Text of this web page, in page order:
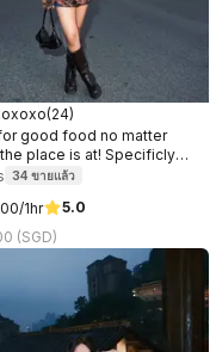
(24)
good food no matter
place is at! Specificly
chocolate or ice
34 ขายแล้ว
00/1hr
5.0
(SGD)